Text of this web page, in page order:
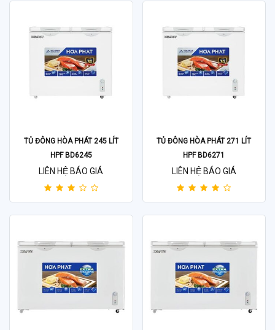
TỦ ĐÔNG HÒA PHÁT 245 LÍT
HPF BD6245
LIÊN HỆ BÁO GIÁ
TỦ ĐÔNG HÒA PHÁT 271 LÍT
HPF BD6271
LIÊN HỆ BÁO GIÁ